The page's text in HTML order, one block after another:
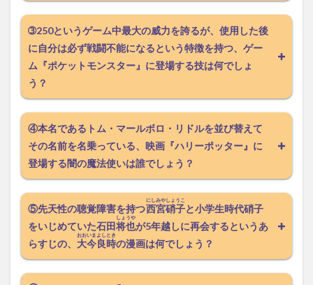
➂250というゲーム中最大の威力を誇るが、使用した後
に自分は必ず戦闘不能になるという特徴を持つ、ゲー
ム『ポケットモンスター』に登場する技は何でしょ
う？
④本名であるトム・マールボロ・リドルを並び替えて
その名前を名乗っている、映画『ハリーポッター』に
登場する闇の魔法使いは誰でしょう？
⑤先天性の聴覚障害を持つ西宮
にしみや
硝子
しょうこ
と小学生時代硝子
をいじめていた石田将也
しょうや
が5年越しに再会するというあ
らすじの、 大今
おおいま
良時
よしとき
の漫画は何でしょう？